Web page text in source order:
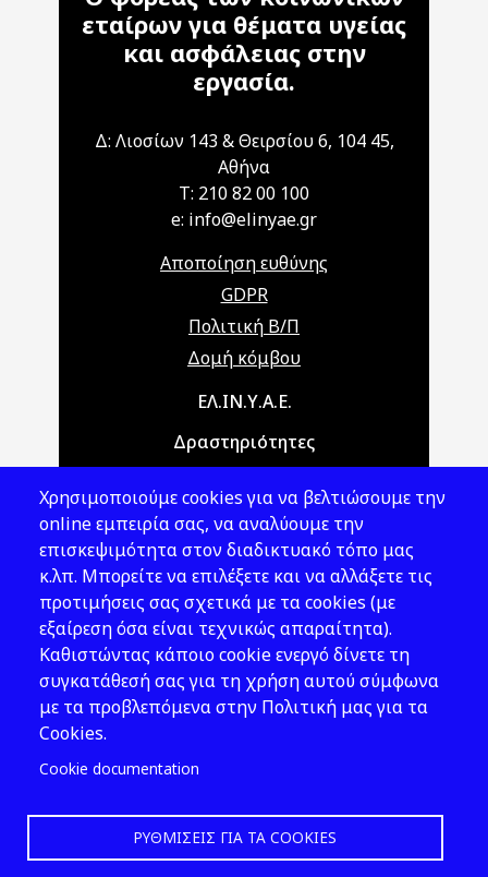
εταίρων για θέματα υγείας
και ασφάλειας στην
εργασία.
Δ: Λιοσίων 143 & Θειρσίου 6, 104 45,
Αθήνα
T: 210 82 00 100
e: info@elinyae.gr
Αποποίηση ευθύνης
GDPR
Πολιτική Β/Π
Δομή κόμβου
Main navigationΕΛ.ΙΝ.Υ.Α.Ε.
Δραστηριότητες
Νομοθεσία
Εκδόσεις
Νέα - Εκδηλώσεις
Ακολουθήστε μας
Χρησιμοποιούμε cookies για να βελτιώσουμε την
online εμπειρία σας, να αναλύουμε την
επισκεψιμότητα στον διαδικτυακό τόπο μας
κ.λπ. Μπορείτε να επιλέξετε και να αλλάξετε τις
προτιμήσεις σας σχετικά με τα cookies (με
εξαίρεση όσα είναι τεχνικώς απαραίτητα).
Καθιστώντας κάποιο cookie ενεργό δίνετε τη
συγκατάθεσή σας για τη χρήση αυτού σύμφωνα
με τα προβλεπόμενα στην Πολιτική μας για τα
Cookies.
Cookie documentation
ΡΥΘΜΊΣΕΙΣ ΓΙΑ ΤΑ COOKIES